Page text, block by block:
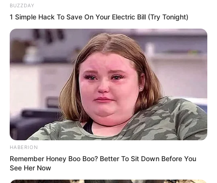
noel e a botinha do papai noel. Ela já esteve
presente na
vitrine do artesão – edição de
Outubro
e novamente vem mostrar todo o seu
talento.
BUZZDAY
1 Simple Hack To Save On Your Electric Bill (Try Tonight)
HABERION
Remember Honey Boo Boo? Better To Sit Down Before You
See Her Now